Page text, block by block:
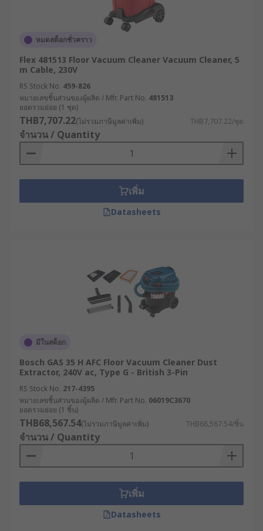
หมดสต็อกชั่วคราว
Flex 481513 Floor Vacuum Cleaner Vacuum Cleaner, 5
m Cable, 230V
RS Stock No. 459-826
หมายเลขชิ้นส่วนของผู้ผลิต / Mfr. Part No. 481513
ยอดรวมย่อย (1 ชุด)
THB7,707.22(ไม่รวมภาษีมูลค่าเพิ่ม) THB7,707.22/ชุด
จำนวน / Quantity
เพิ่ม
Datasheets
มีในสต็อก
Bosch GAS 35 H AFC Floor Vacuum Cleaner Dust
Extractor, 240V ac, Type G - British 3-Pin
RS Stock No. 217-4395
หมายเลขชิ้นส่วนของผู้ผลิต / Mfr. Part No. 06019C3670
ยอดรวมย่อย (1 ชิ้น)
THB68,567.54(ไม่รวมภาษีมูลค่าเพิ่ม) THB68,567.54/ชิ้น
จำนวน / Quantity
เพิ่ม
Datasheets